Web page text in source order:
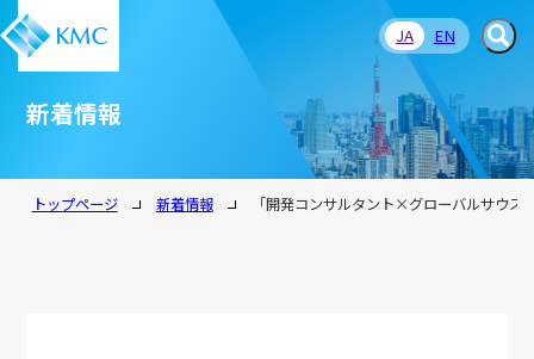
JA EN
新着情報
トップページ 新着情報 「開発コンサルタント×グローバルサウ